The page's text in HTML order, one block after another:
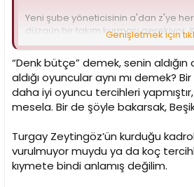
Yeni şube yöneticisinin a'dan z'ye
düzgün bir takım kurması gerekiyor.
bakmasın ama net olarak Micov da
anlamıyor.
Ergin Ataman mümkünse Ergin
Zeytingöz, Önder Külçebaş gibi bir
da ibon Navarro, Jaka Lakovic,
Bu çiftlikte Pozzecco devam etmeli
kusura bakmasın ama ya
bu saçma sapan çiftliğe hizmet
Genişletmek için
“Denk bütçe” demek, senin
aldığı oyuncular aynı mı demek?
daha iyi oyuncu tercihleri
mesela. Bir de şöyle bakarsak,
Turgay Zeytingöz’ün kurduğu
vurulmuyor muydu ya da koç
kıymete bindi anlamış değilim.